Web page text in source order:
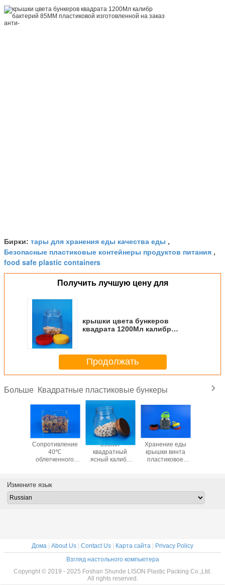
Бирки: тары для хранения еды качества еды ,
Безопасные пластиковые контейнеры продуктов питания ,
food safe plastic containers
Получить лучшую цену для
крышки цвета бункеров
квадрата 1200Мл калибр
Продолжать
Больше Квадратные пластиковые бункеры
на
38Г
Сопротивление
40℃
облегченного
качества еды ПП
бункеров
850Мл
квадратный
ясный калибр
85ММ
Хранение еды
крышки винта
пластиковое
* 96 * 151ММ
Измените язык
Дома | About Us | Contact Us | Карта сайта | Privacy Policy
Взгляд настольного компьютера
Copyright © 2019 - 2025 Foshan Shunde LISON Plastic Packing Co.,Ltd.
All rights reserved.